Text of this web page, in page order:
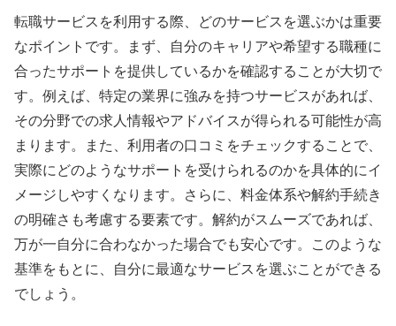
転職サービスを利用する際、どのサービスを選ぶかは重要
なポイントです。まず、自分のキャリアや希望する職種に
合ったサポートを提供しているかを確認することが大切で
す。例えば、特定の業界に強みを持つサービスがあれば、
その分野での求人情報やアドバイスが得られる可能性が高
まります。また、利用者の口コミをチェックすることで、
実際にどのようなサポートを受けられるのかを具体的にイ
メージしやすくなります。さらに、料金体系や解約手続き
の明確さも考慮する要素です。解約がスムーズであれば、
万が一自分に合わなかった場合でも安心です。このような
基準をもとに、自分に最適なサービスを選ぶことができる
でしょう。